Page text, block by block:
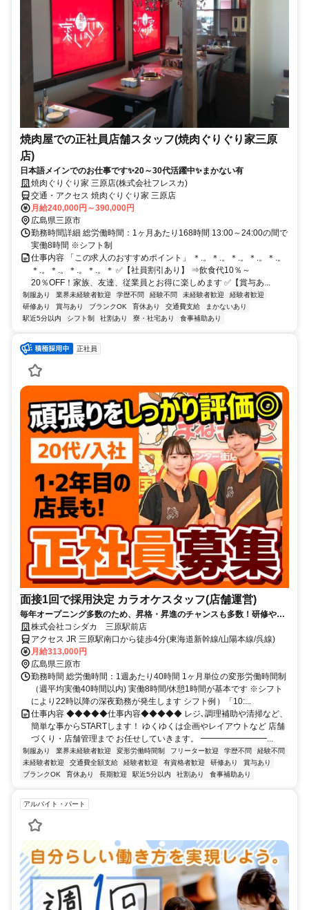
焼肉屋での正社員店舗スタッフ(焼肉ぐりぐり家三原
店)
日本語メインでのお仕事です✨20～30代活躍中✨まかない有
焼肉ぐりぐり家 三原店(株式会社フレスカ)
交通・アクセス 焼肉ぐりぐり家 三原店
月給240,000円～390,000円
広島県三原市
勤務時間詳細 総労働時間：1ヶ月あたり168時間 13:00～24:00の間で
実働8時間 ※シフト制
仕事内容 「この求人のおすすめポイント」 ＊.。＊.。＊.。＊.。＊.。
＊.。＊.。＊.。＊.。＊ ✅【社員割引あり】 ⇒飲食代10％～
20％OFF！家族、友達、従業員とお得に楽しめます ✅【賞与あ...
制服あり 業界未経験者歓迎 学歴不問 経験不問 未経験者歓迎
経験者歓迎
研修あり
賞与あり ブランクOK 育休あり 交通費支給
まかないあり
駅近5分以内
シフト制 社割あり 寮・社宅あり 食事補助あり
正社員
面接1回で採用決定 カラオケスタッフ(店舗運営)
毎年オープニング多数のため、昇格・昇進のチャンスも多数！研修やサ
ポート体制も万全で、挑戦と成長を支える環境が整ってます！
株式会社コシダカ 三原駅前店
アクセス JR 三原駅南口から徒歩4分(東海道新幹線/山陽本線/呉線)
月給313,000円
広島県三原市
勤務時間 総労働時間：1週あたり40時間 1ヶ月単位の変形労働時間制
（週平均実働40時間以内) 実働8時間/休憩1時間が基本です ※シフト
により22時以降の深夜勤務が発生します シフト例）「10:...
仕事内容 ◆◆◆◆◆仕事内容◆◆◆◆◆ レジ､調理補助や清掃など、
簡単な事からSTARTします！ ゆくゆくは企画やレイアウトなど 店舗
づくり・店舗管理まで お任せしていきます。 ━━━━━━━━...
制服あり 業界未経験者歓迎 変形労働時間制 フリーター歓迎 学歴不問
経験不問
未経験者歓迎
交通費全額支給 経験者歓迎 有資格者歓迎 研修あり
賞与あり
ブランクOK
育休あり 長期歓迎 駅近5分以内 社割あり 食事補助あり
アルバイト・パート